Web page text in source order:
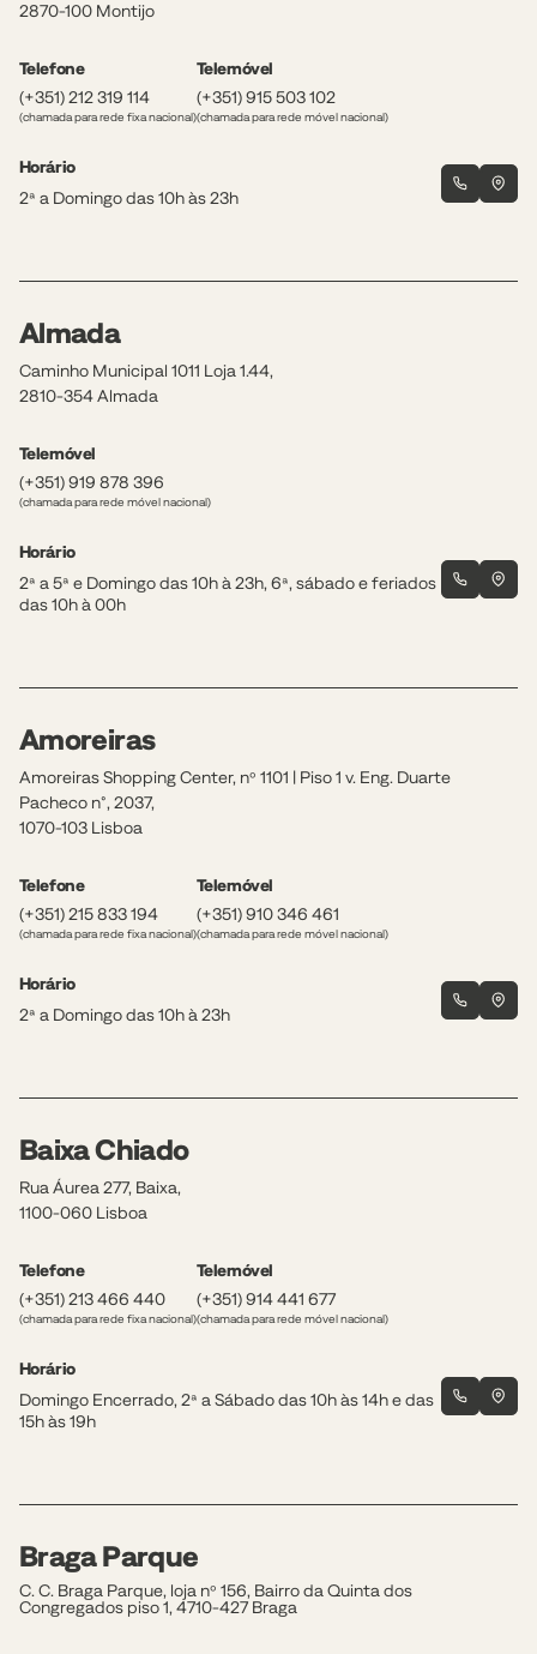
2870-100 Montijo
Telefone
(+351) 212 319 114
(chamada para rede fixa nacional)
Telemóvel
(+351) 915 503 102
(chamada para rede móvel nacional)
Horário
2ª a Domingo das 10h às 23h
Almada
Caminho Municipal 1011 Loja 1.44,
2810-354 Almada
Telemóvel
(+351) 919 878 396
(chamada para rede móvel nacional)
Horário
2ª a 5ª e Domingo das 10h à 23h, 6ª, sábado e feriados
das 10h à 00h
Amoreiras
Amoreiras Shopping Center, nº 1101 | Piso 1 v. Eng. Duarte
Pacheco n°, 2037,
1070-103 Lisboa
Telefone
(+351) 215 833 194
(chamada para rede fixa nacional)
Telemóvel
(+351) 910 346 461
(chamada para rede móvel nacional)
Horário
2ª a Domingo das 10h à 23h
Baixa Chiado
Rua Áurea 277, Baixa,
1100-060 Lisboa
Telefone
(+351) 213 466 440
(chamada para rede fixa nacional)
Telemóvel
(+351) 914 441 677
(chamada para rede móvel nacional)
Horário
Domingo Encerrado, 2ª a Sábado das 10h às 14h e das
15h às 19h
Braga Parque
C. C. Braga Parque, loja nº 156, Bairro da Quinta dos
Congregados piso 1, 4710-427 Braga